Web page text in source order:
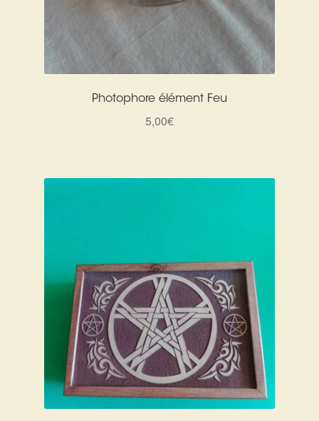
Photophore élément Feu
5,00€